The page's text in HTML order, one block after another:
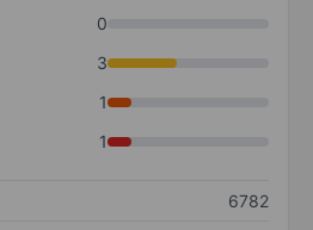
0
3
1
1
6782